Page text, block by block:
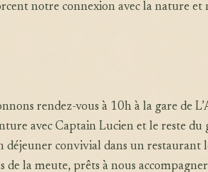
notre connexion avec la nature et
rendez-vous à 10h à la gare de
avec Captain Lucien et le reste
déjeuner convivial dans un restaurant
de la meute, prêts à nous